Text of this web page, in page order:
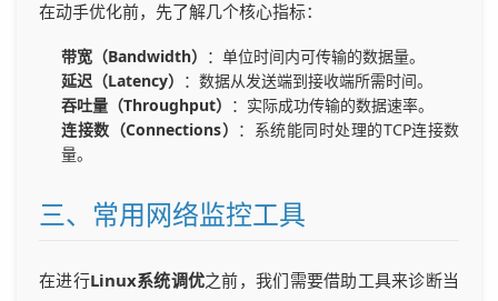
在动手优化前，先了解几个核心指标：
带宽（Bandwidth） ：单位时间内可传输的数据量。
延迟（Latency） ：数据从发送端到接收端所需时间。
吞吐量（Throughput） ：实际成功传输的数据速率。
连接数（Connections） ：系统能同时处理的TCP连接数
量。
三、常用网络监控工具
在进行Linux系统调优之前，我们需要借助工具来诊断当